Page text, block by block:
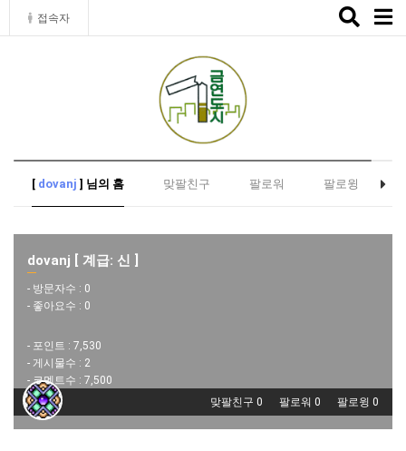
접속자
Toggle
[ dovanj ] 님의 홈 맞팔친구 팔로워 팔로윙
dovanj [ 계급: 신 ]
- 방문자수 : 0
- 좋아요수 : 0
- 포인트 : 7,530
- 게시물수 : 2
- 코멘트수 : 7,500
맞팔친구 0
팔로워 0 팔로윙 0